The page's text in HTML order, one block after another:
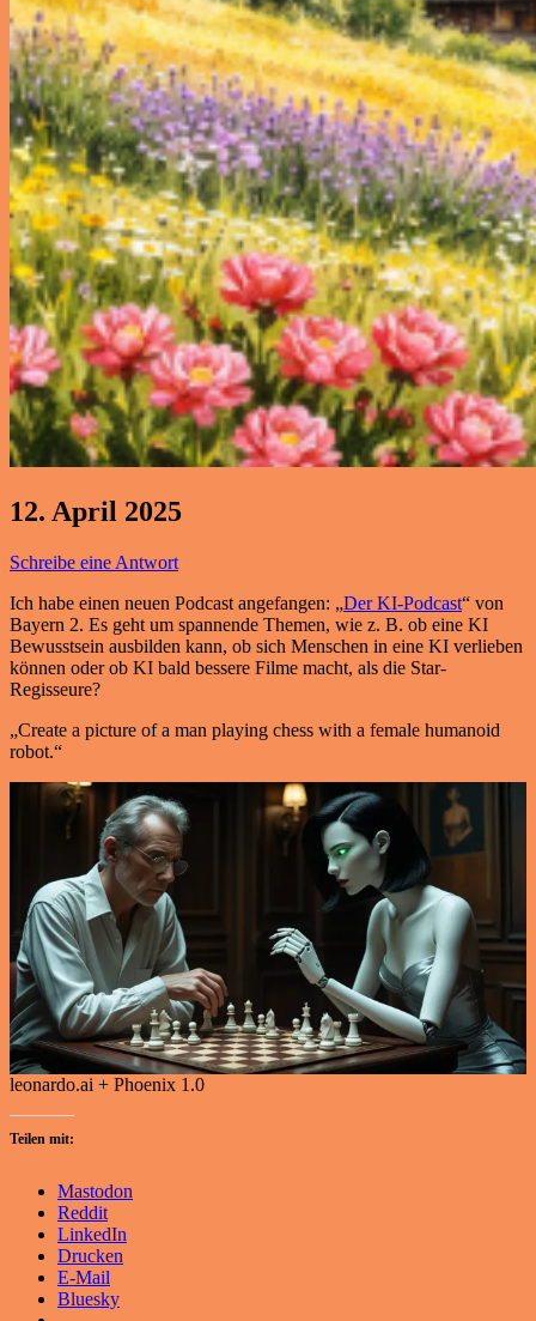
12. April 2025
Schreibe eine Antwort
Ich habe einen neuen Podcast angefangen: „Der KI-Podcast“ von
Bayern 2. Es geht um spannende Themen, wie z. B. ob eine KI
Bewusstsein ausbilden kann, ob sich Menschen in eine KI verlieben
können oder ob KI bald bessere Filme macht, als die Star-
Regisseure?
„Create a picture of a man playing chess with a female humanoid
robot.“
leonardo.ai + Phoenix 1.0
Teilen mit:
Mastodon
Reddit
LinkedIn
Drucken
E-Mail
Bluesky